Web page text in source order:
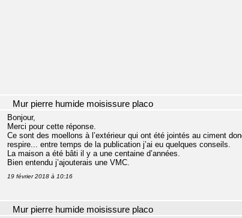
Mur pierre humide moisissure placo
Bonjour,
Merci pour cette réponse.
Ce sont des moellons à l’extérieur qui ont été jointés au ciment
respire... entre temps de la publication j’ai eu quelques conseils.
La maison a été bâti il y a une centaine d’années.
Bien entendu j’ajouterais une VMC.
19 février 2018 à 10:16
Mur pierre humide moisissure placo